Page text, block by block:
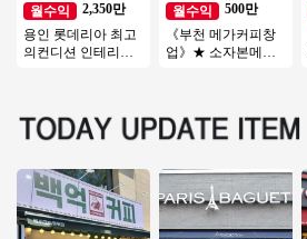
월수익
2,350만
용인 롯데리아 최고
의컨디션 인테리어
월수익
500만
《부천 메가커피창
업》★ 소자본메가